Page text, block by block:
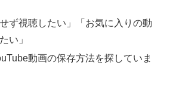
ず視聴したい」「お気に入りの動
い」
動画の保存方法を探していま